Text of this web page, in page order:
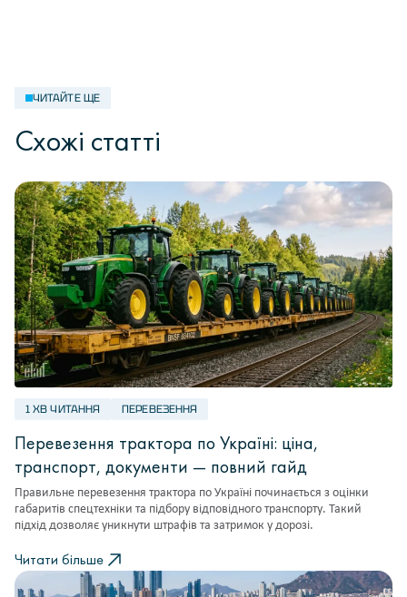
ЧИТАЙТЕ ЩЕ
Схожі статті
1 ХВ ЧИТАННЯ ПЕРЕВЕЗЕННЯ
Перевезення трактора по Україні: ціна,
транспорт, документи — повний гайд
Правильне перевезення трактора по Україні починається з оцінки
габаритів спецтехніки та підбору відповідного транспорту. Такий
підхід дозволяє уникнути штрафів та затримок у дорозі.
Читати більше